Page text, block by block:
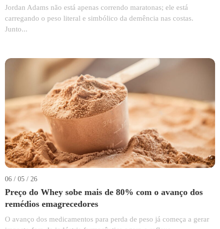
Jordan Adams não está apenas correndo maratonas; ele está
carregando o peso literal e simbólico da demência nas costas.
Junto...
06 / 05 / 26
Preço do Whey sobe mais de 80% com o avanço dos
remédios emagrecedores
O avanço dos medicamentos para perda de peso já começa a gerar